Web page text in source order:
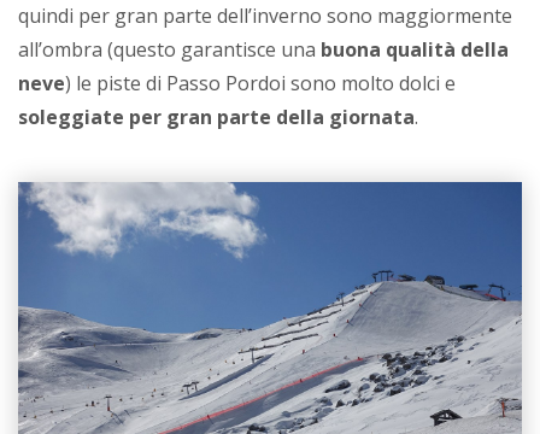
quindi per gran parte dell’inverno sono maggiormente
all’ombra (questo garantisce una buona qualità della
neve) le piste di Passo Pordoi sono molto dolci e
soleggiate per gran parte della giornata.